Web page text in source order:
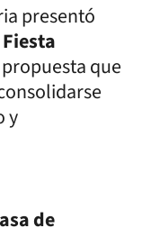
presentó
Fiesta
que
y
de